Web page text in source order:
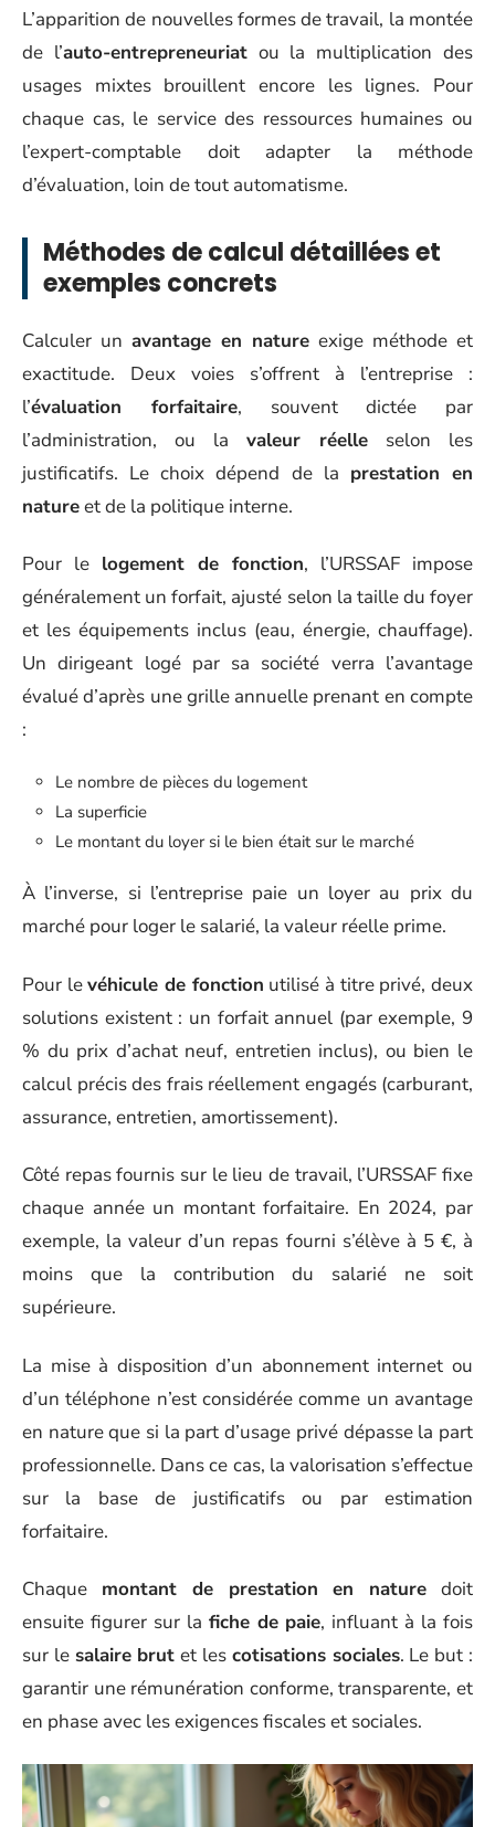
L’apparition de nouvelles formes de travail, la montée
de l’auto-entrepreneuriatou la multiplication des
usages mixtes brouillent encore les lignes. Pour
chaque cas, le service des ressources humaines ou
l’expert-comptable doit adapter la méthode
d’évaluation, loin de tout automatisme.
Méthodes de calcul détaillées et
exemples concrets
Calculer un avantage en nature exige méthode et
exactitude. Deux voies s’offrent à l’entreprise :
l’évaluation forfaitaire, souvent dictée par
l’administration, ou la valeur réelle selon les
justificatifs. Le choix dépend de la prestation en
natureet de la politique interne.
Pour le logement de fonction, l’URSSAF impose
généralement un forfait, ajusté selon la taille du foyer
et les équipements inclus (eau, énergie, chauffage).
Un dirigeant logé par sa société verra l’avantage
évalué d’après une grille annuelle prenant en compte
:
Le nombre de pièces du logement
La superficie
Le montant du loyer si le bien était sur le marché
À l’inverse, si l’entreprise paie un loyer au prix du
marché pour loger le salarié, la valeur réelle prime.
Pour levéhicule de fonction utilisé à titre privé, deux
solutions existent : un forfait annuel (par exemple, 9
% du prix d’achat neuf, entretien inclus), ou bien le
calcul précis des frais réellement engagés (carburant,
assurance, entretien, amortissement).
Côté repas fournis sur le lieu de travail, l’URSSAF fixe
chaque année un montant forfaitaire. En 2024, par
exemple, la valeur d’un repas fourni s’élève à 5 €, à
moins que la contribution du salarié ne soit
supérieure.
La mise à disposition d’un abonnement internet ou
d’un téléphone n’est considérée comme un avantage
en nature que si la part d’usage privé dépasse la part
professionnelle. Dans ce cas, la valorisation s’effectue
sur la base de justificatifs ou par estimation
forfaitaire.
Chaque montant de prestation en nature doit
ensuite figurer sur la fiche de paie, influant à la fois
sur le salaire brut et les cotisations sociales. Le but :
garantir une rémunération conforme, transparente, et
en phase avec les exigences fiscales et sociales.